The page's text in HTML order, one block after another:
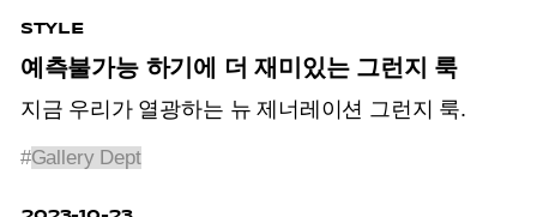
STYLE
예측불가능 하기에 더 재미있는 그런지 룩
지금 우리가 열광하는 뉴 제너레이션 그런지 룩.
#Gallery Dept